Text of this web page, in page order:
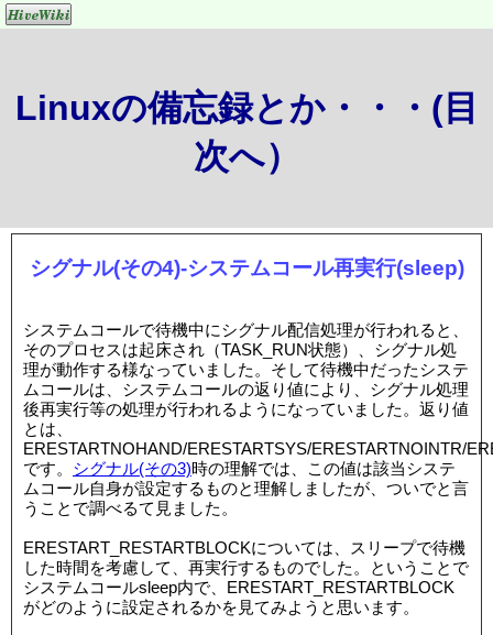
Linuxの備忘録とか・・・(目
次へ）
シグナル(その4)-システムコール再実行(sleep)
システムコールで待機中にシグナル配信処理が行われると、
そのプロセスは起床され（TASK_RUN状態）、シグナル処
理が動作する様なっていました。そして待機中だったシステ
ムコールは、システムコールの返り値により、シグナル処理
後再実行等の処理が行われるようになっていました。返り値
とは、
ERESTARTNOHAND/ERESTARTSYS/ERESTARTNOINTR/
です。 シグナル(その3)時の理解では、この値は該当システ
ムコール自身が設定するものと理解しましたが、ついでと言
うことで調べるて見ました。
ERESTART_RESTARTBLOCKについては、スリープで待機
した時間を考慮して、再実行するものでした。ということで
システムコールsleep内で、ERESTART_RESTARTBLOCK
がどのように設定されるかを見てみようと思います。